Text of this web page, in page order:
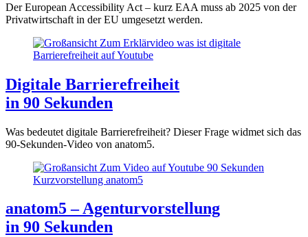
Der European Accessibility Act – kurz EAA muss ab 2025 von der
Privatwirtschaft in der EU umgesetzt werden.
Digitale Barrierefreiheit
in 90 Sekunden
Was bedeutet digitale Barrierefreiheit? Dieser Frage widmet sich das
90-Sekunden-Video von anatom5.
anatom5 – Agenturvorstellung
in 90 Sekunden